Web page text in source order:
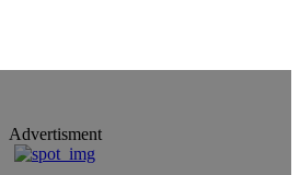
Advertisment